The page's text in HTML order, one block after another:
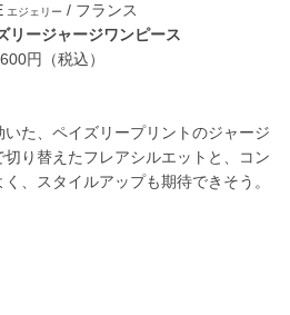
エジェリー / フランス
リージャージワンピース
円（税込）
いた、ペイズリープリントのジャージ
り替えたフレアシルエットと、コン
、スタイルアップも期待できそう。